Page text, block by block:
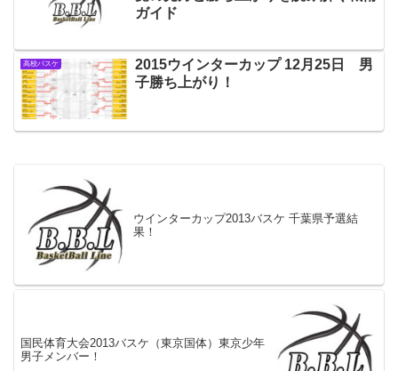
ガイド
高校バスケ
2015ウインターカップ 12月25日 男
子勝ち上がり！
ウインターカップ2013バスケ 千葉県予選結
果！
国民体育大会2013バスケ（東京国体）東京少年
男子メンバー！